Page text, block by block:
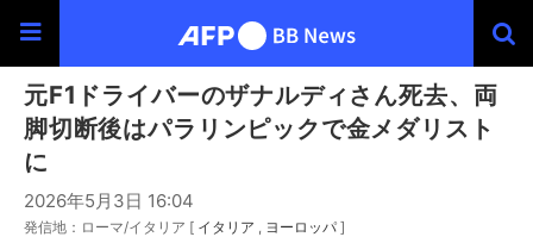
元F1ドライバーのザナルディさん死去、両
脚切断後はパラリンピックで金メダリスト
に
2026年5月3日 16:04
発信地：ローマ/イタリア [ イタリア ヨーロッパ ]